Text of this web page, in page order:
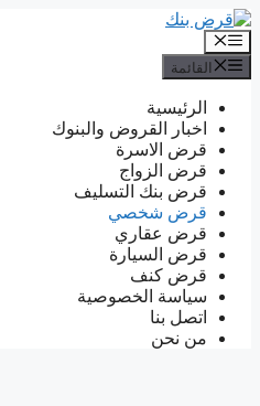
انتقل
إلى
المحتوى
القائمة
القائمة
الرئيسية
اخبار القروض والبنوك
قرض الاسرة
قرض الزواج
قرض بنك التسليف
قرض شخصي
قرض عقاري
قرض السيارة
قرض كنف
سياسة الخصوصية
اتصل بنا
من نحن